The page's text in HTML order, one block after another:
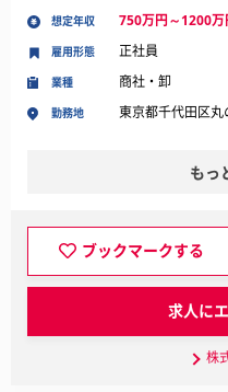
想定年収 750万円～1200万
業種 商社・卸
勤務地 東京都千代田区丸
雇用形態 正社員
もっ
ブックマークする
求人に
株